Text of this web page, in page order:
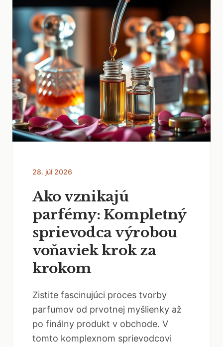
28. júl 2026
Ako vznikajú
parfémy: Kompletný
sprievodca výrobou
voňaviek krok za
krokom
Zistite fascinujúci proces tvorby
parfumov od prvotnej myšlienky až
po finálny produkt v obchode. V
tomto komplexnom sprievodcovi